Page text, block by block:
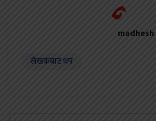
madhesh
लेखकबाट थप